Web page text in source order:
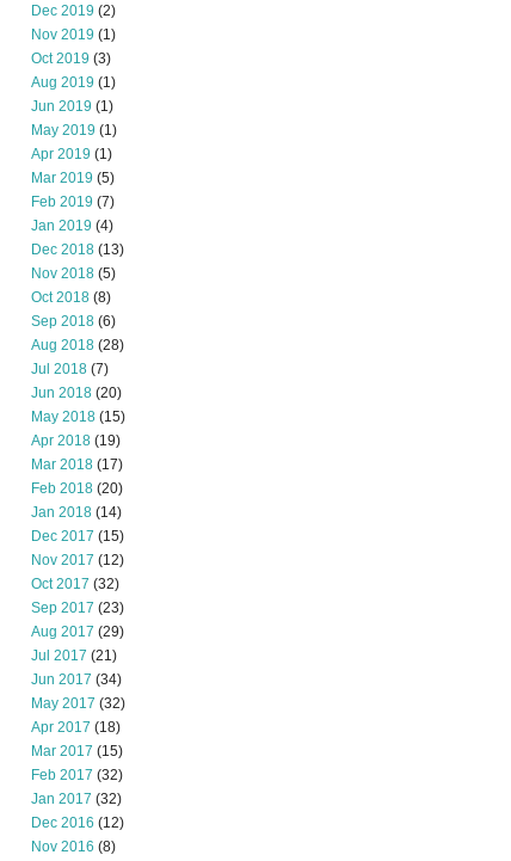
Dec 2019 (2)
Nov 2019 (1)
Oct 2019 (3)
Aug 2019 (1)
Jun 2019 (1)
May 2019 (1)
Apr 2019 (1)
Mar 2019 (5)
Feb 2019 (7)
Jan 2019 (4)
Dec 2018 (13)
Nov 2018 (5)
Oct 2018 (8)
Sep 2018 (6)
Aug 2018 (28)
Jul 2018 (7)
Jun 2018 (20)
May 2018 (15)
Apr 2018 (19)
Mar 2018 (17)
Feb 2018 (20)
Jan 2018 (14)
Dec 2017 (15)
Nov 2017 (12)
Oct 2017 (32)
Sep 2017 (23)
Aug 2017 (29)
Jul 2017 (21)
Jun 2017 (34)
May 2017 (32)
Apr 2017 (18)
Mar 2017 (15)
Feb 2017 (32)
Jan 2017 (32)
Dec 2016 (12)
Nov 2016 (8)